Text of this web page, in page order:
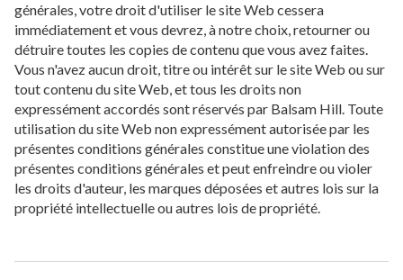
générales, votre droit d'utiliser le site Web cessera
immédiatement et vous devrez, à notre choix, retourner ou
détruire toutes les copies de contenu que vous avez faites.
Vous n'avez aucun droit, titre ou intérêt sur le site Web ou sur
tout contenu du site Web, et tous les droits non
expressément accordés sont réservés par Balsam Hill. Toute
utilisation du site Web non expressément autorisée par les
présentes conditions générales constitue une violation des
présentes conditions générales et peut enfreindre ou violer
les droits d'auteur, les marques déposées et autres lois sur la
propriété intellectuelle ou autres lois de propriété.